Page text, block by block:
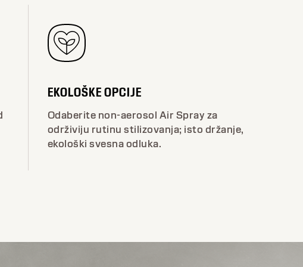
EKOLOŠKE OPCIJE
Odaberite non-aerosol Air Spray za
održiviju rutinu stilizovanja; isto držanje,
ekološki svesna odluka.